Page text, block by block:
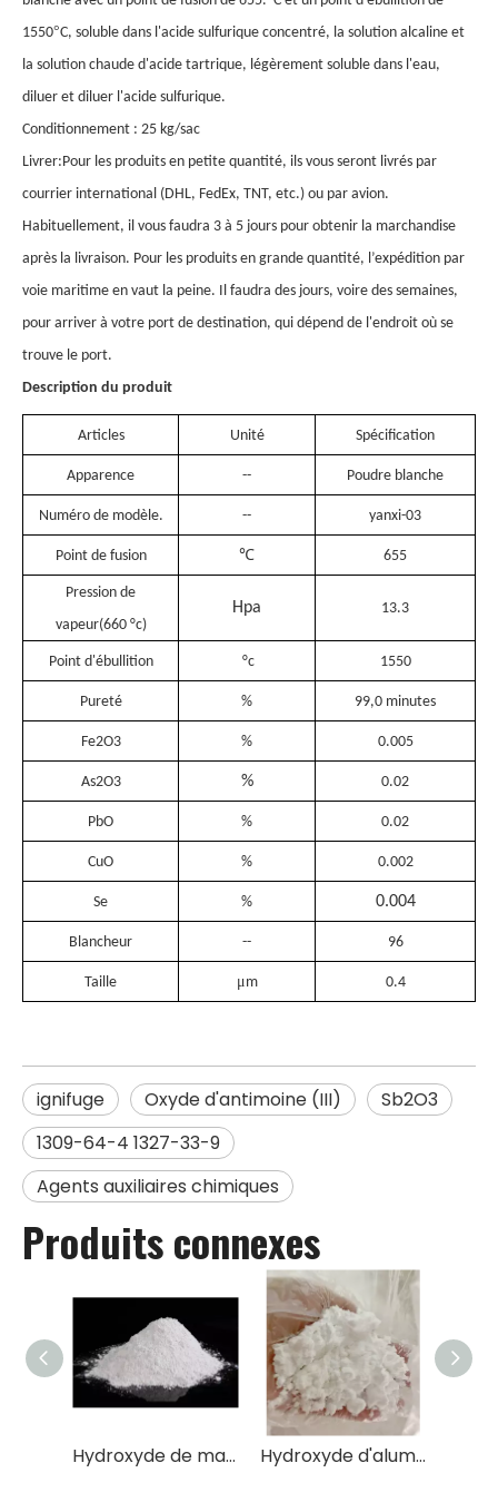
1550°C, soluble dans l'acide sulfurique concentré, la solution alcaline et
la solution chaude d'acide tartrique, légèrement soluble dans l'eau,
diluer et diluer l'acide sulfurique.
Conditionnement : 25 kg/sac
Livrer:Pour les produits en petite quantité, ils vous seront livrés par
courrier international (DHL, FedEx, TNT, etc.) ou par avion.
Habituellement, il vous faudra 3 à 5 jours pour obtenir la marchandise
après la livraison. Pour les produits en grande quantité, l’expédition par
voie maritime en vaut la peine. Il faudra des jours, voire des semaines,
pour arriver à votre port de destination, qui dépend de l'endroit où se
trouve le port.
Description du produit
Articles Unité Spécification
Apparence -- Poudre blanche
Numéro de modèle. -- yanxi-03
Point de fusion ℃ 655
Pression de
vapeur(660 °c)
Hpa 13.3
Point d'ébullition °c 1550
Pureté % 99,0 minutes
Fe2O3 % 0.005
As2O3 % 0.02
PbO % 0.02
CuO % 0.002
Se % 0.004
Blancheur -- 96
Taille μm 0.4
ignifuge Oxyde d'antimoine (III)
Sb2O3
1309-64-4 1327-33-9
Agents auxiliaires chimiques
Produits connexes
Hydroxyde de magnésium ignifuge Mg(OH)2 Hydroxyde d'aluminium ignifuge AlH3O3